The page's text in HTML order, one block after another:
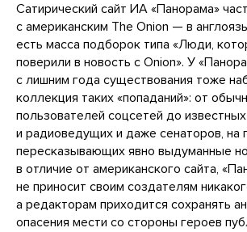
Сатирический сайт ИА «Панорама»
с американским The Onion — в
есть масса подборок типа «Люди,
поверили в новость с Onion». У
с лишним года существования тоже
коллекция таких «попаданий»: от
пользователей соцсетей до
и радиоведущих и даже сенаторов, на
пересказывающих явно выдуманные
в отличие от американского сайта,
не приносит своим создателям
а редакторам приходится сохранять
опасения мести со стороны героев